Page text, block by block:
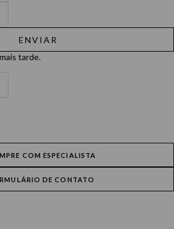
ENVIAR
tarde.
COM ESPECIALISTA
DE CONTATO